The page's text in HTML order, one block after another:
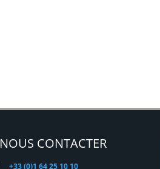
NOUS CONTACTER
+33 (0)1 64 25 10 10